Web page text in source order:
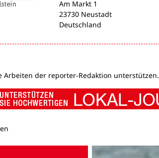
Am Markt 1
23730 Neustadt
Deutschland
Arbeiten der reporter-Redaktion unterstützen.